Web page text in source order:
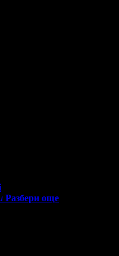
Разбери още